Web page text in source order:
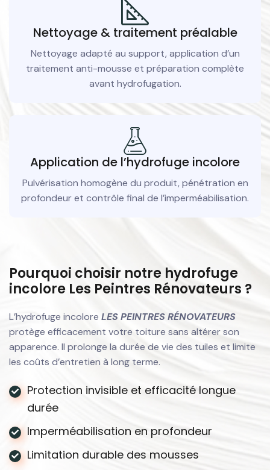
Nettoyage & traitement préalable
Nettoyage adapté au support, application d’un
traitement anti-mousse et préparation complète
avant hydrofugation.
Application de l’hydrofuge incolore
Pulvérisation homogène du produit, pénétration en
profondeur et contrôle final de l’imperméabilisation.
Pourquoi choisir notre hydrofuge
incolore Les Peintres Rénovateurs ?
L’hydrofuge incolore LES PEINTRES RÉNOVATEURS
protège efficacement votre toiture sans altérer son
apparence. Il prolonge la durée de vie des tuiles et limite
les coûts d’entretien à long terme.
Protection invisible et efficacité longue
durée
Imperméabilisation en profondeur
Limitation durable des mousses